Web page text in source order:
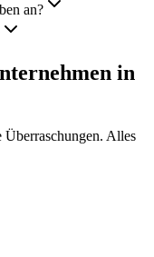
an?
in
Alles